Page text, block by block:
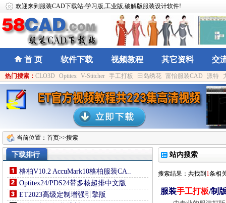
欢迎来到服装CAD下载站-学习版,工业版,破解版服装设计软件!
首 页 软件下载 视频教程 其它资料 交
热门搜索： CLO3D Optitex V-Stitcher 手工打板 田岛绣花 富怡服装CAD 派特
当前位置： 首页>>搜索
下载排行
格柏V10.2 AccuMark10格柏服装CA..
Optitex24/PDS24带多核超排中文版
ET2023高级定制增强引擎版
站内搜索
搜索结果：共找到 1条相
服装手工打板/制